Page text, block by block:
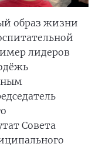
образ жизни
лидеров
Совета